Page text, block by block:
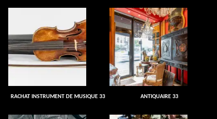
RACHAT INSTRUMENT DE MUSIQUE 33 ANTIQUAIRE 33